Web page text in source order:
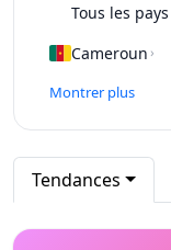
Tous les pays
Cameroun ›
Montrer plus
Tendances